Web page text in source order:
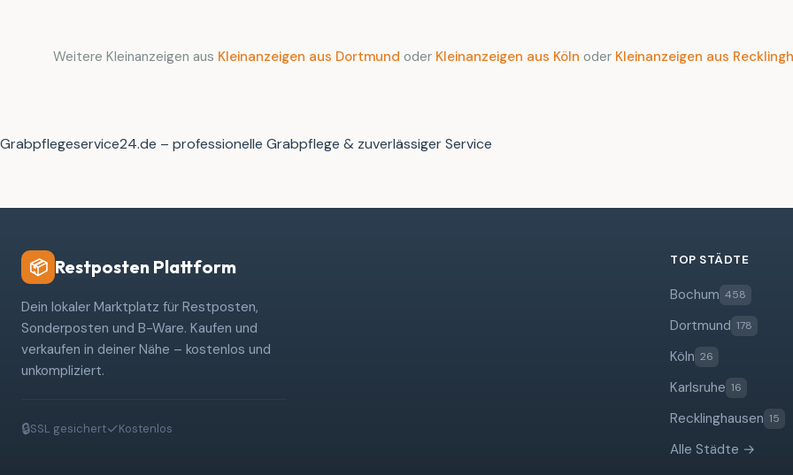
Weitere Kleinanzeigen aus Kleinanzeigen aus Dortmund oder Kleinanzeigen aus Köln oder Kleinanzeigen aus
Grabpflegeservice24.de – professionelle Grabpflege & zuverlässiger Service
📦 Restposten Plattform
Dein lokaler Marktplatz für Restposten,
Sonderposten und B-Ware. Kaufen und
verkaufen in deiner Nähe – kostenlos und
unkompliziert.
🔒SSL gesichert✓Kostenlos
TOP STÄDTE
Bochum 458
Dortmund 178
Köln 26
Karlsruhe 16
Recklinghausen 15
Alle Städte →